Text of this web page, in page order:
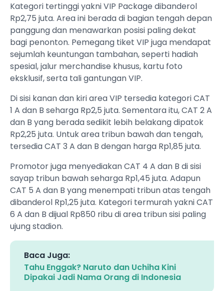
Kategori tertinggi yakni VIP Package dibanderol
Rp2,75 juta. Area ini berada di bagian tengah depan
panggung dan menawarkan posisi paling dekat
bagi penonton. Pemegang tiket VIP juga mendapat
sejumlah keuntungan tambahan, seperti hadiah
spesial, jalur merchandise khusus, kartu foto
eksklusif, serta tali gantungan VIP.
Di sisi kanan dan kiri area VIP tersedia kategori CAT
1 A dan B seharga Rp2,5 juta. Sementara itu, CAT 2 A
dan B yang berada sedikit lebih belakang dipatok
Rp2,25 juta. Untuk area tribun bawah dan tengah,
tersedia CAT 3 A dan B dengan harga Rp1,85 juta.
Promotor juga menyediakan CAT 4 A dan B di sisi
sayap tribun bawah seharga Rp1,45 juta. Adapun
CAT 5 A dan B yang menempati tribun atas tengah
dibanderol Rp1,25 juta. Kategori termurah yakni CAT
6 A dan B dijual Rp850 ribu di area tribun sisi paling
ujung stadion.
Baca Juga:
Tahu Enggak? Naruto dan Uchiha Kini
Dipakai Jadi Nama Orang di Indonesia